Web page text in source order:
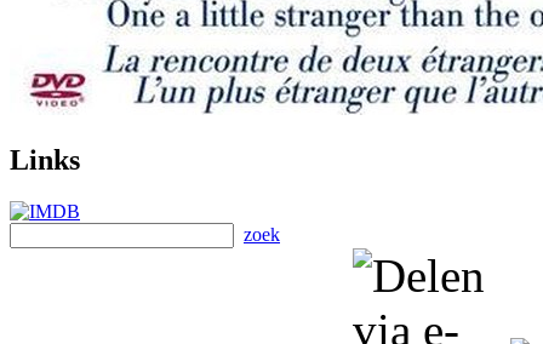
Links
zoek